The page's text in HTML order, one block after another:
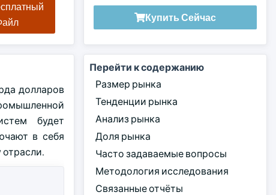
Купить Сейчас
долларов
будет
в себя
Перейти к содержанию
Размер рынка
Тенденции рынка
Анализ рынка
Доля рынка
Часто задаваемые вопросы
Методология исследования
Связанные отчёты